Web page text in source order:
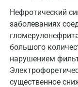
Нефротический
заболеваниях
большого
нарушением
существенное
Владимир
Волгоград
Волжский
Вологда